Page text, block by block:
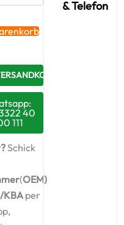
40
111
Schick
(OEM)
KBAper
& Telefon